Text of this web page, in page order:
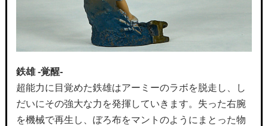
鉄雄 -覚醒-
超能力に目覚めた鉄雄はアーミーのラボを脱走し、し
だいにその強大な力を発揮していきます。失った右腕
を機械で再生し、ぼろ布をマントのようにまとった物